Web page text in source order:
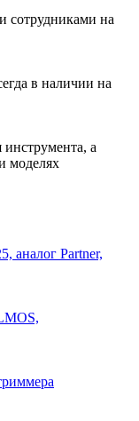
сотрудниками на
в наличии на
инструмента, а
моделях
аналог Partner,